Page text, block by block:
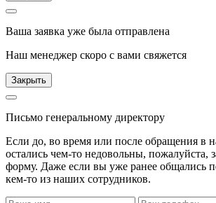
Ваша заявка уже была отправлена
Наш менеджер скоро с вами свяжется
Закрыть
Письмо генеральному директору
Если до, во время или после обращения в
остались чем-то недовольны, пожалуйста,
форму. Даже если вы уже ранее общались
кем-то из наших сотрудников.